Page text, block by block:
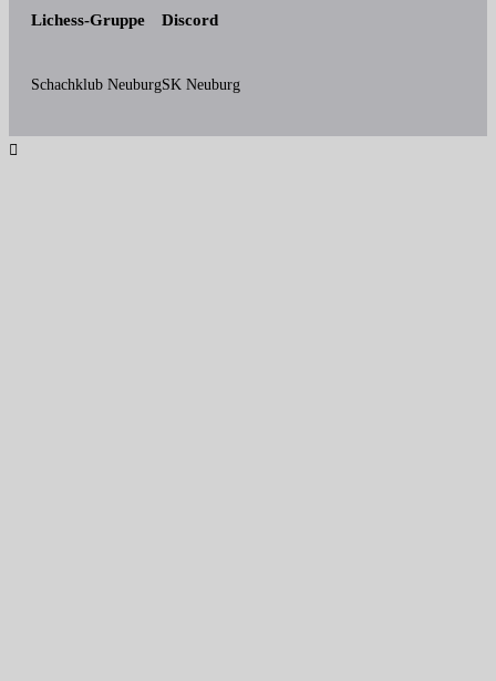
Lichess-Gruppe
Schachklub Neuburg
Discord
SK Neuburg